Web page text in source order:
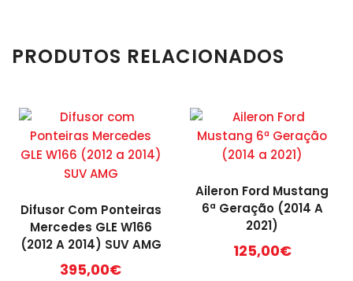
PRODUTOS RELACIONADOS
Difusor Com Ponteiras
Mercedes GLE W166
(2012 A 2014) SUV AMG
395,00€
Aileron Ford Mustang
6ª Geração (2014 A
2021)
125,00€